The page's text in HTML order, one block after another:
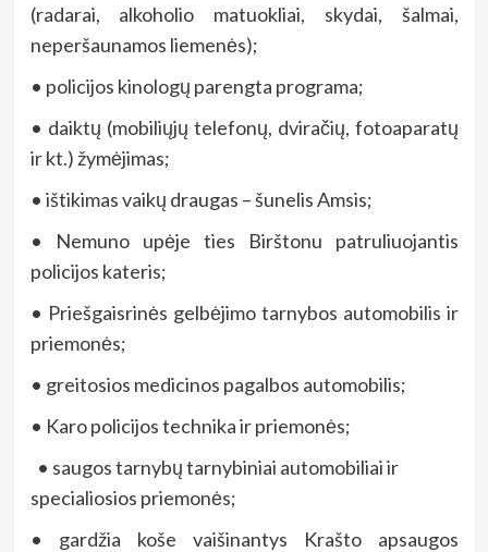
(radarai, alkoholio matuokliai, skydai, šalmai,
neperšaunamos liemenės);
• policijos kinologų parengta programa;
• daiktų (mobiliųjų telefonų, dviračių, fotoaparatų
ir kt.) žymėjimas;
• ištikimas vaikų draugas – šunelis Amsis;
• Nemuno upėje ties Birštonu patruliuojantis
policijos kateris;
• Priešgaisrinės gelbėjimo tarnybos automobilis ir
priemonės;
• greitosios medicinos pagalbos automobilis;
• Karo policijos technika ir priemonės;
• saugos tarnybų tarnybiniai automobiliai ir
specialiosios priemonės;
• gardžia koše vaišinantys Krašto apsaugos